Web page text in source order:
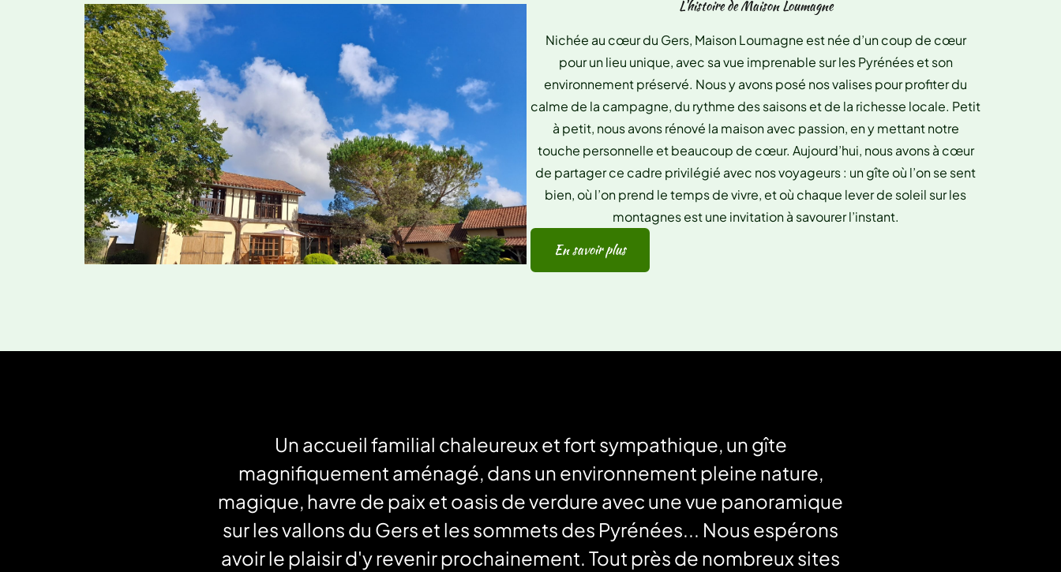
L'histoire de Maison Loumagne
Nichée au cœur du Gers, Maison Loumagne est née d’un coup de cœur
pour un lieu unique, avec sa vue imprenable sur les Pyrénées et son
environnement préservé. Nous y avons posé nos valises pour profiter du
calme de la campagne, du rythme des saisons et de la richesse locale. Petit
à petit, nous avons rénové la maison avec passion, en y mettant notre
touche personnelle et beaucoup de cœur. Aujourd’hui, nous avons à cœur
de partager ce cadre privilégié avec nos voyageurs : un gîte où l’on se sent
bien, où l’on prend le temps de vivre, et où chaque lever de soleil sur les
montagnes est une invitation à savourer l’instant.
En savoir plus
Un accueil familial chaleureux et fort sympathique, un gîte
magnifiquement aménagé, dans un environnement pleine nature,
magique, havre de paix et oasis de verdure avec une vue panoramique
sur les vallons du Gers et les sommets des Pyrénées... Nous espérons
avoir le plaisir d'y revenir prochainement. Tout près de nombreux sites